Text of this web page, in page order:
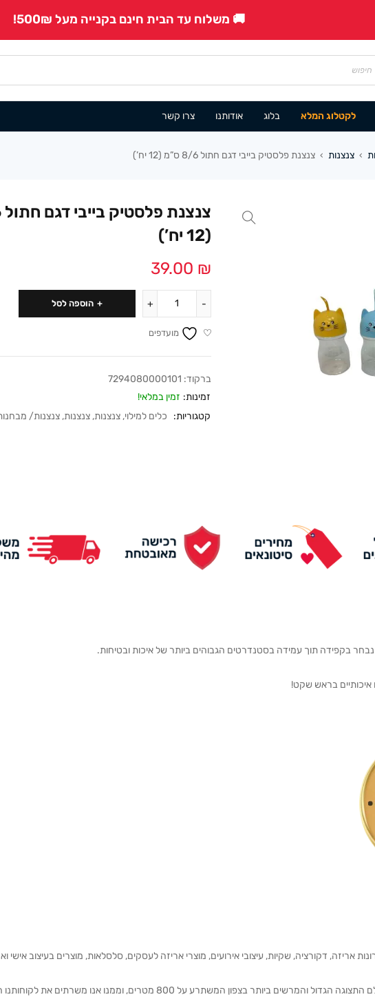
🚚 משלוח עד הבית חינם בקנייה מעל 500₪!
לקטלוג המלא בלוג אודותנו צרו קשר
› צנצנות › צנצנת פלסטיק בייבי דגם חתול 8/6 ס”מ (12 יח’)
(12 יח’)
39.00 ₪
הוספה לסל
מועדפים
ברקוד: 7294080000101
זמינות: זמין במלאי!
קטגוריות:
כלים למילוי, צנצנות, צנצנות, צנצנות/
בקפידה תוך עמידה בסטנדרטים הגבוהים ביותר של איכות ובטיחות.
בראש שקט!
אריזה, דקורציה, שקיות, עיצובי אירועים, מוצרי אריזה לעסקים, סלסלאות, מוצרים בעיצוב אישי
אנחנו מזמינים אותכם להתרשם מאולם התצוגה הגדול והמרשים ביותר בצפון המשתרע על 800 מטרים,